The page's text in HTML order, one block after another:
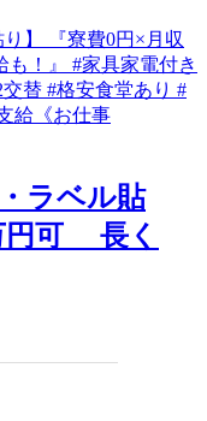
ラベル貼
円可 長く